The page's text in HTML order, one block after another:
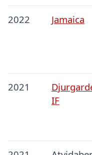
2022 Jamaica
2021
IF